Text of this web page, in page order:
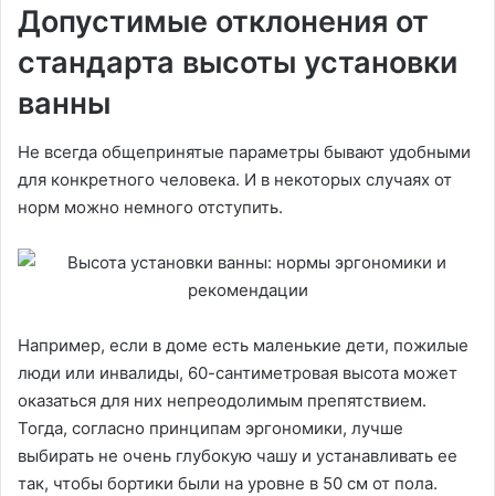
Допустимые отклонения от
стандарта высоты установки
ванны
Не всегда общепринятые параметры бывают удобными
для конкретного человека. И в некоторых случаях от
норм можно немного отступить.
Например, если в доме есть маленькие дети, пожилые
люди или инвалиды, 60-сантиметровая высота может
оказаться для них непреодолимым препятствием.
Тогда, согласно принципам эргономики, лучше
выбирать не очень глубокую чашу и устанавливать ее
так, чтобы бортики были на уровне в 50 см от пола.